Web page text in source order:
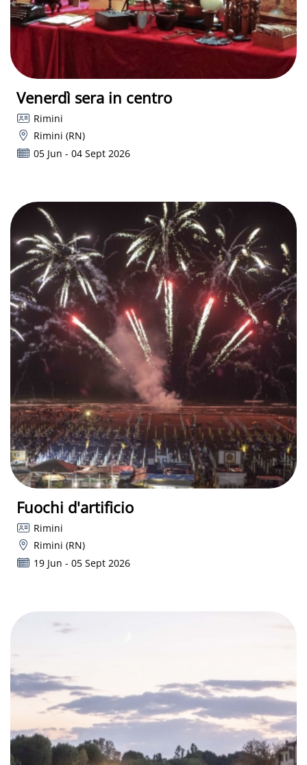
Venerdì sera in centro
Rimini
Rimini (RN)
05 Jun - 04 Sept 2026
Fuochi d'artificio
Rimini
Rimini (RN)
19 Jun - 05 Sept 2026